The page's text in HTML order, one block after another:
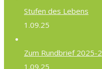
Stufen des Lebens
1.09.25
Zum Rundbrief 2025-2
1.09.25